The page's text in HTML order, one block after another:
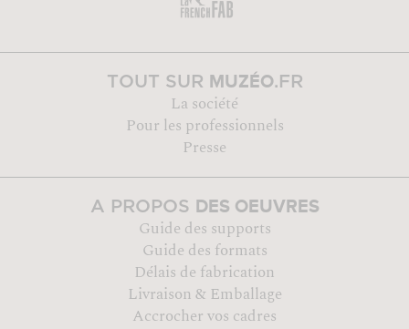
TOUT SUR MUZÉO.FR
La société
Pour les professionnels
Presse
A PROPOS DES OEUVRES
Guide des supports
Guide des formats
Délais de fabrication
Livraison & Emballage
Accrocher vos cadres